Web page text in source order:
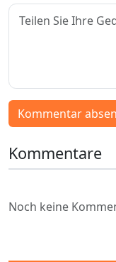
Kommentar
Kommentare
Noch keine